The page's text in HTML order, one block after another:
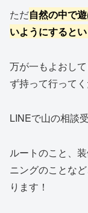
ただ自然の中で
いようにすると
万が一もよおし
ず持って行ってく
LINEで山の相談
ルートのこと、
ニングのことな
ります！